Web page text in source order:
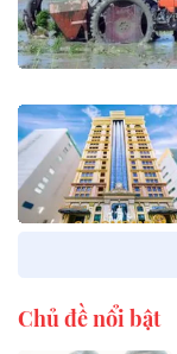
Chủ đề nổi bật